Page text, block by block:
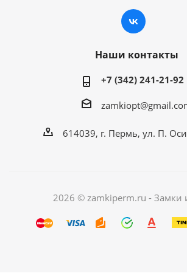
Наши контакты
+7 (342) 241-21-92
614039, г. Пермь, ул. П.
2026 © zamkiperm.ru - Замки